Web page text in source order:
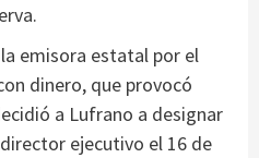
emisora estatal por el
dinero, que provocó
a Lufrano a designar
ejecutivo el 16 de